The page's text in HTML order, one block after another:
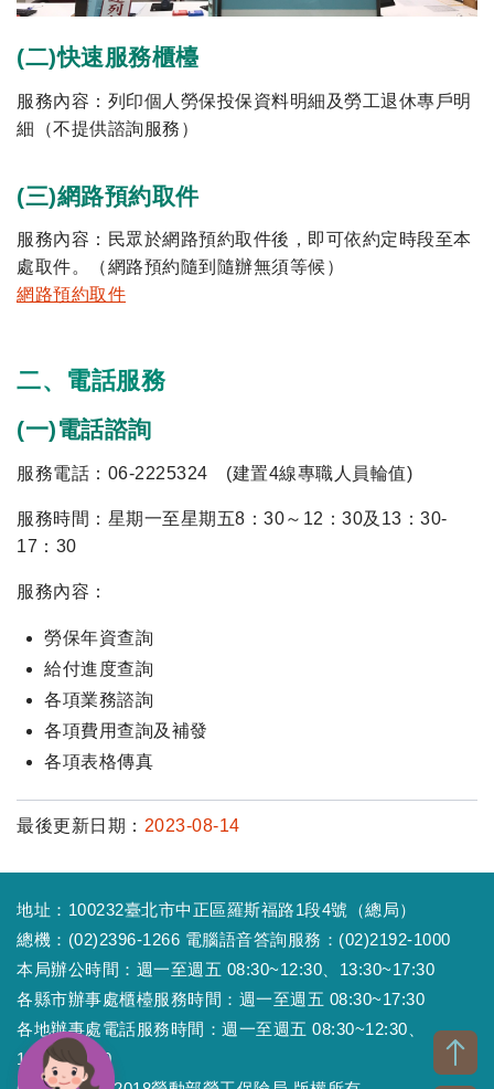
(二)快速服務櫃檯
服務內容：列印個人勞保投保資料明細及勞工退休專戶明
細（不提供諮詢服務）
(三)網路預約取件
服務內容：民眾於網路預約取件後，即可依約定時段至本
處取件。（網路預約隨到隨辦無須等候）
網路預約取件
二、電話服務
(一)電話諮詢
服務電話：06-2225324 (建置4線專職人員輪值)
服務時間：星期一至星期五8：30～12：30及13：30-
17：30
服務內容：
勞保年資查詢
給付進度查詢
各項業務諮詢
各項費用查詢及補發
各項表格傳真
最後更新日期： 2023-08-14
地址：100232臺北市中正區羅斯福路1段4號（總局）
總機：(02)2396-1266 電腦語音答詢服務：(02)2192-1000
本局辦公時間：週一至週五 08:30~12:30、13:30~17:30
各縣市辦事處櫃檯服務時間：週一至週五 08:30~17:30
各地辦事處電話服務時間：週一至週五 08:30~12:30、
13:30~17:30